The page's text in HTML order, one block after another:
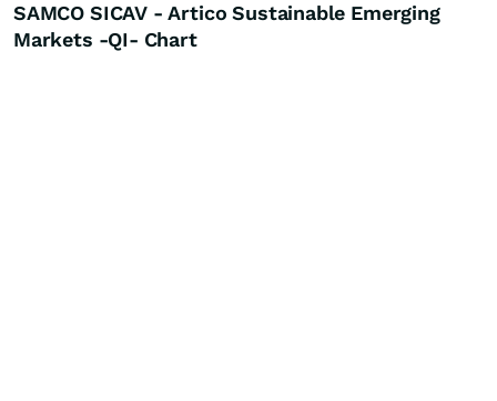
SAMCO SICAV - Artico Sustainable Emerging
Markets -QI- Chart